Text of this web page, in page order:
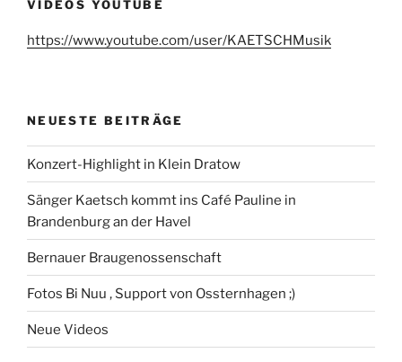
VIDEOS YOUTUBE
https://www.youtube.com/user/KAETSCHMusik
NEUESTE BEITRÄGE
Konzert-Highlight in Klein Dratow
Sänger Kaetsch kommt ins Café Pauline in
Brandenburg an der Havel
Bernauer Braugenossenschaft
Fotos Bi Nuu , Support von Ossternhagen ;)
Neue Videos